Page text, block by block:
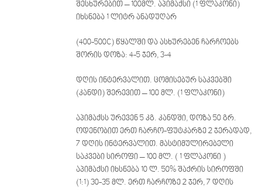
შესხურებით – 100მლ. აპიმაქსი (1 ფლაკონი)
იხსნება 1 ლიტრ ანადუღარ
(400-500C) წყალში და ასხურებენ ჩარჩოებს
შორის დოზა: 4-5 ჯერ, 3-4
დღის ინტერვალით. ცომისებურ საკვებში
(კანდი) შერევით – 100 მლ. (1 ფლაკონი)
აპიმაქსს ურევენ 5 კგ. კანდში, დოზა 50 გრ.
ოდენობით ერთ ჩარჩო-ფუტკარზე 2 ჯერადად,
7 დღის ინტერვალით. მასტიმულირებელი
საკვები სიროფი – 100 მლ. ( 1 ფლაკონი )
აპიმაქსი იხსნება 10 ლ. 50% შაქრის სიროფში
(1:1) 30-35 მლ. ერთ ჩარჩოზე 2 ჯერ, 7 დღის